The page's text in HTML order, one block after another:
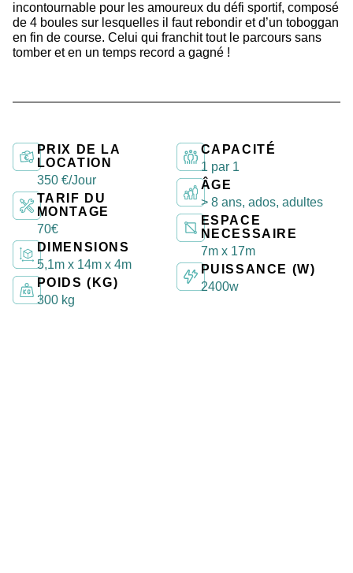
incontournable pour les amoureux du défi sportif, composé
de 4 boules sur lesquelles il faut rebondir et d’un toboggan
en fin de course. Celui qui franchit tout le parcours sans
tomber et en un temps record a gagné !
PRIX DE LA
LOCATION
350 €/Jour
TARIF DU
MONTAGE
70€
DIMENSIONS
5,1m x 14m x 4m
POIDS (KG)
300 kg
CAPACITÉ
1 par 1
ÂGE
> 8 ans, ados, adultes
ESPACE
NECESSAIRE
7m x 17m
PUISSANCE (W)
2400w